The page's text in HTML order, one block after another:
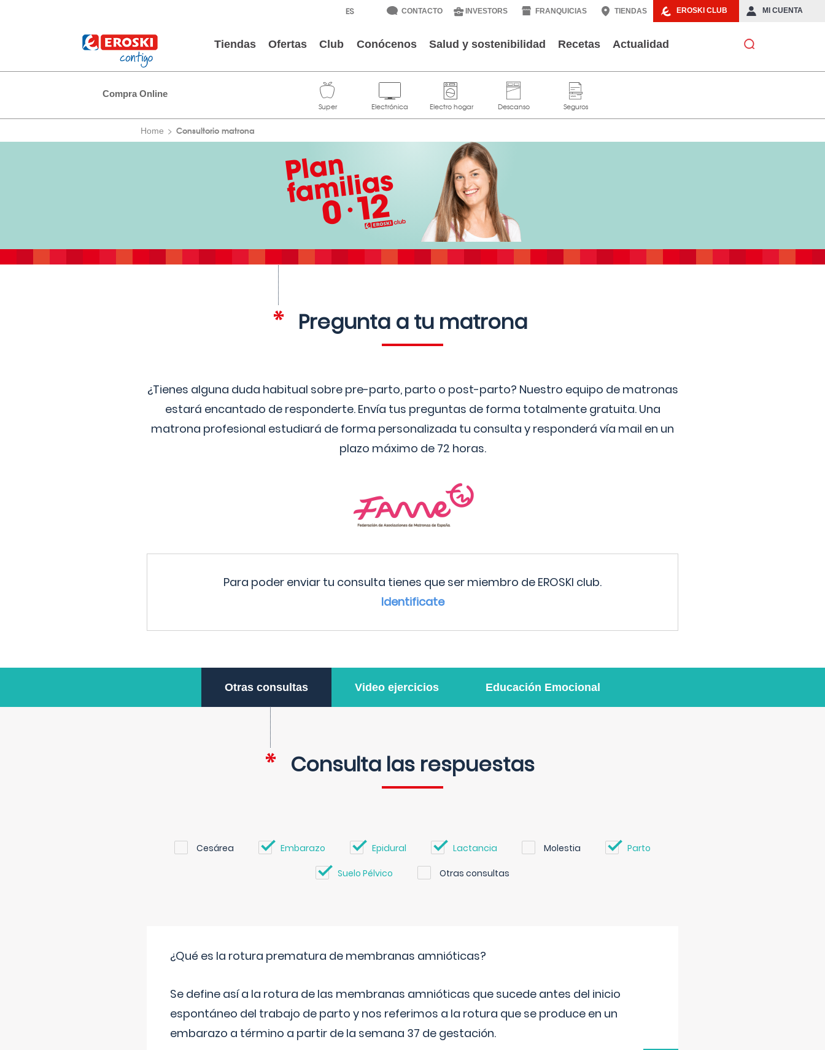
EROSKI CLUB MI CUENTA
CONTACTO INVESTORS FRANQUICIAS TIENDAS
Tiendas Ofertas Club Conócenos Salud y sostenibilidad Recetas Actualidad
Compra Online
Home Consultorio matrona
Pregunta a tu matrona
¿Tienes alguna duda habitual sobre pre-parto, parto o post-parto? Nuestro equipo de matronas
estará encantado de responderte. Envía tus preguntas de forma totalmente gratuita. Una
matrona profesional estudiará de forma personalizada tu consulta y responderá vía mail en un
plazo máximo de 72 horas.
Para poder enviar tu consulta tienes que ser miembro de EROSKI club.
Identificate
Otras consultas Video ejercicios Educación Emocional
Consulta las respuestas
Cesárea Embarazo Epidural Lactancia Molestia Parto
Suelo Pélvico Otras consultas
¿Qué es la rotura prematura de membranas amnióticas?
Se define así a la rotura de las membranas amnióticas que sucede antes del inicio
espontáneo del trabajo de parto y nos referimos a la rotura que se produce en un
embarazo a término a partir de la semana 37 de gestación.